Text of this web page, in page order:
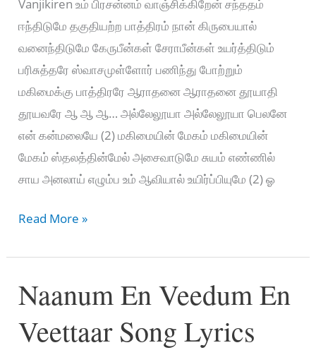
Vanjikiren உம் பிரசன்னம் வாஞ்சிக்கிறேன் சந்ததம்
ஈந்திடுமே தகுதியற்ற பாத்திரம் நான் கிருபையால்
வனைந்திடுமே கேருபீன்கள் சேராபீன்கள் உயர்த்திடும்
பரிசுத்தரே ஸ்வாசமுள்ளோர் பணிந்து போற்றும்
மகிமைக்கு பாத்திரரே ஆராதனை ஆராதனை தூயாதி
தூயவரே ஆ ஆ ஆ… அல்லேலூயா அல்லேலூயா பெலனே
என் கன்மலையே (2) மகிமையின் மேகம் மகிமையின்
மேகம் ஸ்தலத்தின்மேல் அசைவாடுமே சுயம் எண்ணில்
சாய அனலாய் எழும்ப உம் ஆவியால் உயிர்ப்பியுமே (2) ஓ
உம்
வாஞ்சிக்கிறேன்
–
Um
Prasannam
Read More »
Naanum En Veedum En
Veettaar Song Lyrics